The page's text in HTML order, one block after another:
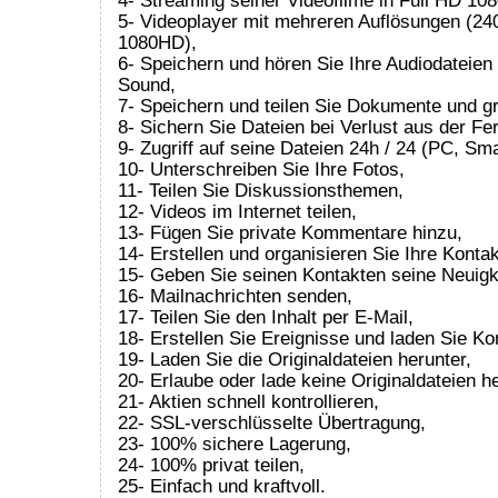
5- Videoplayer mit mehreren Auflösungen
1080HD),
6- Speichern und hören Sie Ihre
Sound,
7- Speichern und teilen Sie Dokumente und
8- Sichern Sie Dateien bei Verlust aus der
9- Zugriff auf seine Dateien 24h / 24 (PC,
10- Unterschreiben Sie Ihre Fotos,
11- Teilen Sie Diskussionsthemen,
12- Videos im Internet teilen,
13- Fügen Sie private Kommentare hinzu,
14- Erstellen und organisieren Sie Ihre
15- Geben Sie seinen Kontakten seine
16- Mailnachrichten senden,
17- Teilen Sie den Inhalt per E-Mail,
18- Erstellen Sie Ereignisse und laden Sie
19- Laden Sie die Originaldateien herunter,
20- Erlaube oder lade keine Originaldateien
21- Aktien schnell kontrollieren,
22- SSL-verschlüsselte Übertragung,
23- 100% sichere Lagerung,
24- 100% privat teilen,
25- Einfach und kraftvoll.